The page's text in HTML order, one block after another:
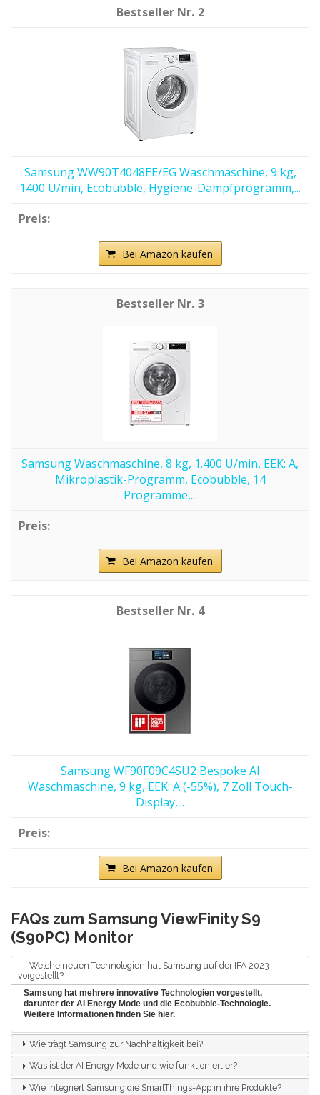
2
Samsung WW90T4048EE/EG Waschmaschine, 9 kg,
1400 U/min, Ecobubble, Hygiene-Dampfprogramm,...
Bei Amazon kaufen
3
Samsung Waschmaschine, 8 kg, 1.400 U/min, EEK: A,
Mikroplastik-Programm, Ecobubble, 14
Programme,...
Bei Amazon kaufen
4
Samsung WF90F09C4SU2 Bespoke AI
Waschmaschine, 9 kg, EEK: A (-55%), 7 Zoll Touch-
Display,...
Bei Amazon kaufen
FAQs zum Samsung ViewFinity S9
(S90PC) Monitor
Welche neuen Technologien hat Samsung auf der IFA 2023
vorgestellt?
Samsung hat mehrere innovative Technologien vorgestellt,
darunter der AI Energy Mode und die Ecobubble-Technologie.
Weitere Informationen finden Siehier.
Wie trägt Samsung zur Nachhaltigkeit bei?
Was ist der AI Energy Mode und wie funktioniert er?
Wie integriert Samsung die SmartThings-App in ihre Produkte?